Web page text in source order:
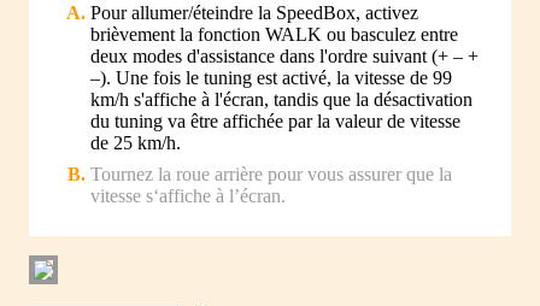
Pour allumer/éteindre la SpeedBox, activez
brièvement la fonction WALK ou basculez entre
deux modes d'assistance dans l'ordre suivant (+ – +
–). Une fois le tuning est activé, la vitesse de 99
km/h s'affiche à l'écran, tandis que la désactivation
du tuning va être affichée par la valeur de vitesse
de 25 km/h.
Tournez la roue arrière pour vous assurer que la
vitesse s‘affiche à l’écran.